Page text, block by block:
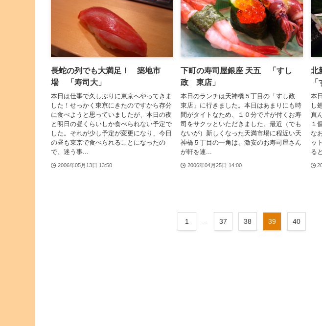
長蛇の列でも大満足！ 築地市
場 「寿司大」
本日は仕事で久しぶりに東京へやってきま
した！せっかく東京にきたのですから存分
に食べようと思っていましたが、本日の夜
と明日の昼くらいしか食べられない予定で
した。それが少し予定が変更になり、今日
の昼も東京で食べられることになったの
で、迷う事...
2006年05月13日 13:50
下町の寿司屋銀座 天五 「すし
政 東店」
本日のランチは天神橋５丁目の「すし政
東店」に行きました。本日はあまりにも時
間がタイトなため、１０分で片が付くお寿
司をサクッといただきました。最近（でも
ないが）新しくなった天満市場に程近い天
神橋５丁目の一角は、激安のお寿司屋さん
が軒を連...
2006年04月25日 14:00
北
本
し
真
１
な
ッ
る
1 ... 37 38 39 40